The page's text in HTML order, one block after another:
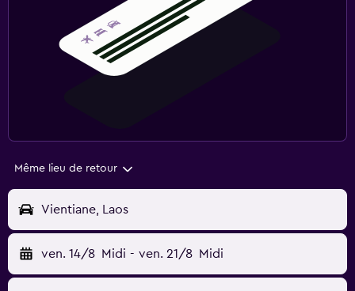
Même lieu de retour
Vientiane, Laos
ven. 14/8 Midi - ven. 21/8 Midi